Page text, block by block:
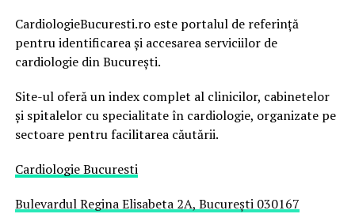
CardiologieBucuresti.ro este portalul de referință
pentru identificarea și accesarea serviciilor de
cardiologie din București.
Site-ul oferă un index complet al clinicilor, cabinetelor
și spitalelor cu specialitate în cardiologie, organizate pe
sectoare pentru facilitarea căutării.
Cardiologie Bucuresti
Bulevardul Regina Elisabeta 2A, București 030167